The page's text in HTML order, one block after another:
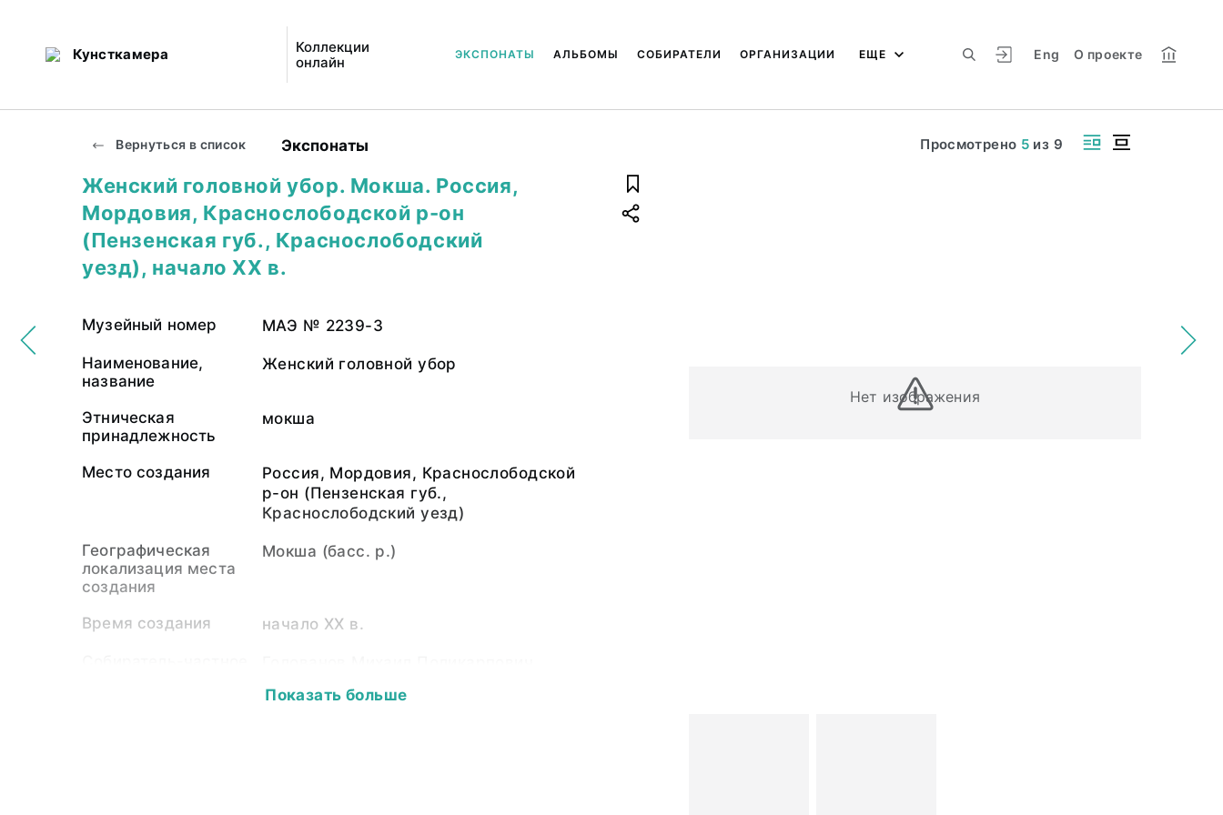
Кунсткамера
Коллекции
онлайн
Eng О проекте
ЭКСПОНАТЫ АЛЬБОМЫ СОБИРАТЕЛИ ОРГАНИЗАЦИИ ЕЩЕ
Вернуться в список Экспонаты Просмотрено 5 из 9
Нет изображения
Женский головной убор. Мокша. Россия,
Мордовия, Краснослободской р-он
(Пензенская губ., Краснослободский
уезд), начало ХХ в.
Музейный номер МАЭ № 2239-3
Наименование,
название
Женский головной убор
Этническая
принадлежность
мокша
Место создания
Россия, Мордовия, Краснослободской
р-он (Пензенская губ.,
Краснослободский уезд)
Географическая
локализация места
создания
Мокша (басс. р.)
Время создания начало ХХ в.
Показать больше